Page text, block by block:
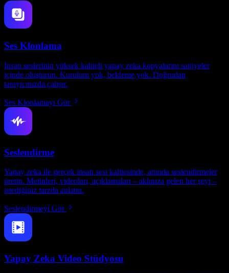
Ses Klonlama
İnsan seslerinin yüksek kaliteli yapay zeka kopyalarını saniyeler
içinde oluşturun. Kurulum yok, bekleme yok. Doğrudan
tarayıcınızda çalışır.
Ses Klonlamayı Gör
Seslendirme
Yapay zeka ile gerçek insan sesi kalitesinde, anında seslendirmeler
üretin. Metinleri, videoları, açıklamaları – aklınıza gelen her şeyi –
istediğiniz tarzda anlatın.
Seslendirmeyi Gör
Yapay Zeka Video Stüdyosu